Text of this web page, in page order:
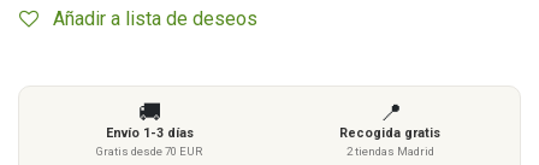
Añadir a lista de deseos
🚚
Envío 1-3 días
Gratis desde 70 EUR
📍
Recogida gratis
2 tiendas Madrid